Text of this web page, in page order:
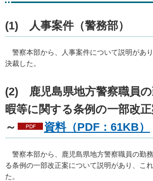
(1) 人事案件（警務部）
警察本部から、人事案件について説明があ
決裁した。
(2) 鹿児島県地方警察職員
暇等に関する条例の一部改正
～
資料（PDF：61KB）
警察本部から、鹿児島県地方警察職員の勤
る条例の一部改正案について説明があり、こ
た。